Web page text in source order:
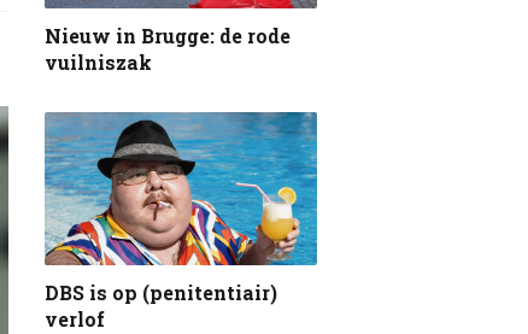
Nieuw in Brugge: de rode
vuilniszak
DBS is op (penitentiair)
verlof